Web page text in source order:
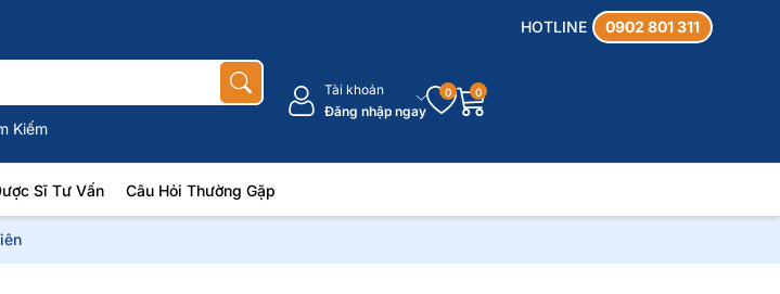
HOTLINE 0902 801 311
Kiếm
Tài khoản
Đăng nhập ngay
0 0
Sĩ Tư Vấn Câu Hỏi Thường Gặp